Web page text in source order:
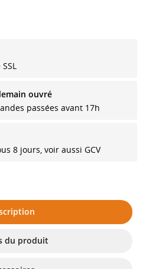
ouvré
passées avant 17h
8 jours, voir aussi GCV
du produit